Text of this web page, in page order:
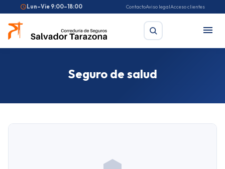
Lun–Vie 9:00–18:00 ContactoAviso legalAcceso clientes
Seguro de salud